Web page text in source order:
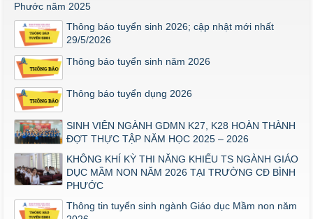
Phước năm 2025
Thông báo tuyển sinh 2026; cập nhật mới nhất
29/5/2026
Thông báo tuyển sinh năm 2026
Thông báo tuyển dụng 2026
SINH VIÊN NGÀNH GDMN K27, K28 HOÀN THÀNH
ĐỢT THỰC TẬP NĂM HỌC 2025 – 2026
KHÔNG KHÍ KỲ THI NĂNG KHIẾU TS NGÀNH GIÁO
DỤC MẦM NON NĂM 2026 TẠI TRƯỜNG CĐ BÌNH
PHƯỚC
Thông tin tuyển sinh ngành Giáo dục Mầm non năm